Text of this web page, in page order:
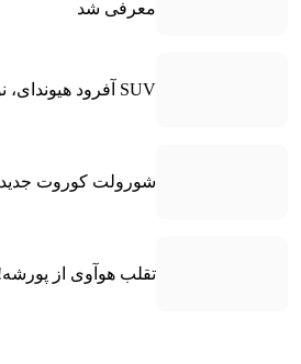
معرفی شد
SUV آفرود هیوندای، نویدبخش یک آینده مهیج!
شورولت کوروت جدید
تقلب هوآوی از